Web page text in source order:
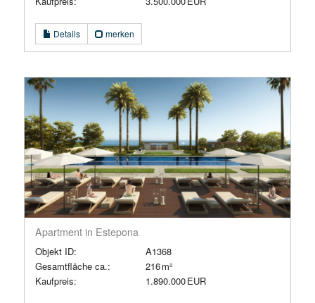
Details merken
Apartment in Estepona
Objekt ID:
A1368
Gesamtfläche ca.:
216 m²
Kaufpreis:
1.890.000 EUR